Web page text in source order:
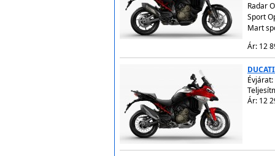
Radar
Sport
Mart
Ár: 12
Évjárat:
Ár: 12